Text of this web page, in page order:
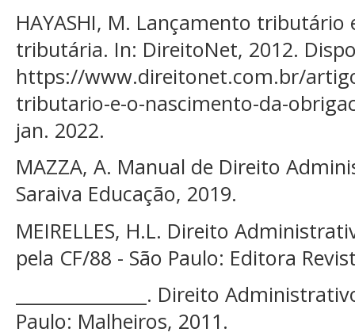
HAYASHI, M. Lançamento
tributária. In: DireitoNet, 2012.
https://www.direitonet.com.br/
tributario-e-o-nascimento-da-
jan. 2022.
MAZZA, A. Manual de Direito
Saraiva Educação, 2019.
MEIRELLES, H.L. Direito
pela CF/88 - São Paulo: Editora
_______________. Direito
Paulo: Malheiros, 2011.